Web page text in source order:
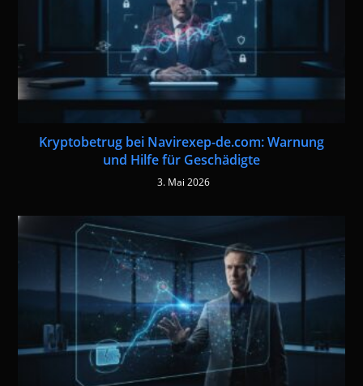
Kryptobetrug bei Navirexep-de.com: Warnung
und Hilfe für Geschädigte
3. Mai 2026